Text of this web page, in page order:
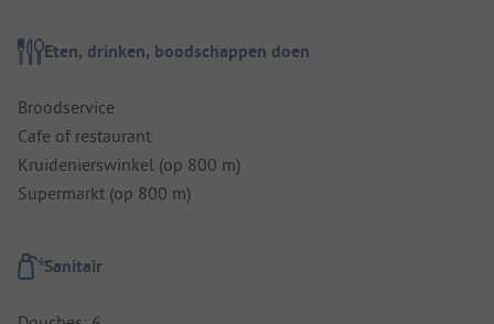
Eten, drinken, boodschappen doen
Broodservice
Cafe of restaurant
Kruidenierswinkel (op 800 m)
Supermarkt (op 800 m)
Sanitair